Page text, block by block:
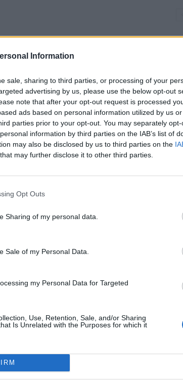
Information
sale, sharing to third parties, or processing of your
advertising by us, please use the below opt-out
note that after your opt-out request is processed
ads based on personal information utilized by us
parties prior to your opt-out. You may separately
information by third parties on the IAB’s list of
may also be disclosed by us to third parties on the
that may further disclose it to other third parties.
Opt Outs
Sharing of my personal data.
Sale of my Personal Data.
my Personal Data for Targeted
Use, Retention, Sale, and/or Sharing
Is Unrelated with the Purposes for which it